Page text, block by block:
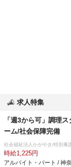
求人特集
「週3から可」調理
ーム/社会保障完備
社会福祉法人かがやき/特別養
時給1,225円
アルバイト・パート / 神